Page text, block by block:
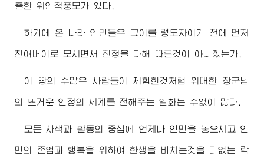
출한 위인적풍모가 있다.
하기에 온 나라 인민들은 그이를 령도자이기 전에 먼저
친 어버이 로 모시면서 진정을 다해 따른것이 아니겠는가.
이 땅의 수많은 사람들이 체험한것처럼위대한 장군님
의 뜨거운 인정의 세계를 전해주는 일화는 수없이 많다.
모든 사색과 활동의 중심에 언제나 인민을 놓으시고 인
민의 존엄과 행복을 위하여 한생을 바치는것을 더없는 락